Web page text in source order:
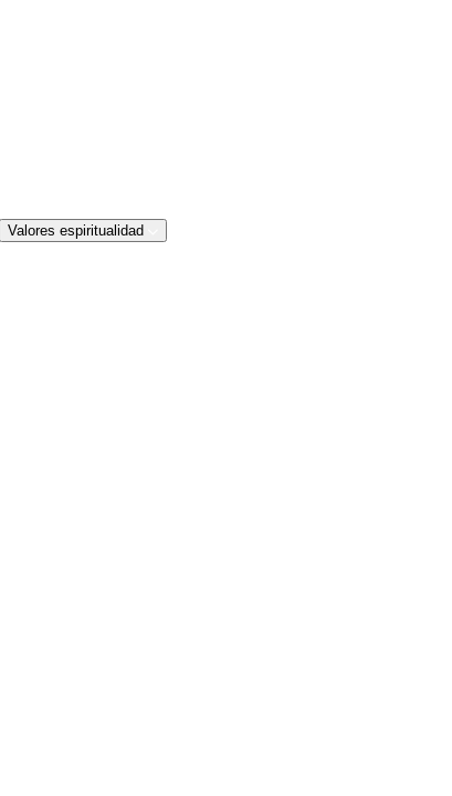
Valores espiritualidad